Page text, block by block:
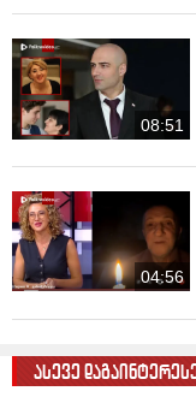
აღკვეთას
გამოძიება
ე და 265-ე პრიმა08:51
04:56
ასევე